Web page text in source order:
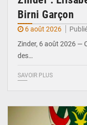
Birni Garçon
6 août 2026
Zinder, 6 août 2026 —
des…
SAVOIR PLUS